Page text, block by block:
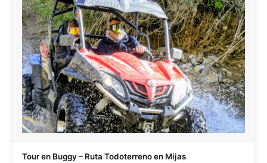
Tour en Buggy – Ruta Todoterreno en Mijas